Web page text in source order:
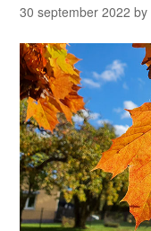
30 september 2022 by